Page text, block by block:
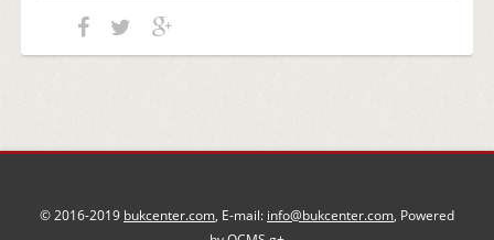
© 2016-2019 bukcenter.com, E-mail: info@bukcenter.com, Powered